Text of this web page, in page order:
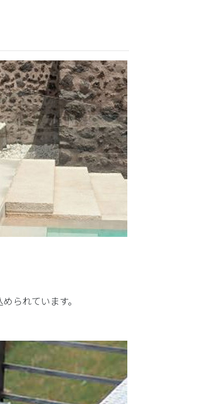
られています。